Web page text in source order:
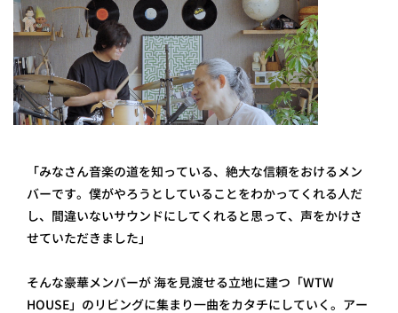
「みなさん音楽の道を知っている、絶大な信頼をおけるメン
バーです。僕がやろうとしていることをわかってくれる人だ
し、間違いないサウンドにしてくれると思って、声をかけさ
せていただきました」
そんな豪華メンバーが 海を見渡せる立地に建つ「WTW
HOUSE」のリビングに集まり一曲をカタチにしていく。アー